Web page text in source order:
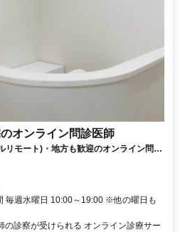
オンライン問診医師
リモート)・地方も歓迎のオンライン問診
毎週水曜日 10:00～19:00 ※他の曜日も
の診察が受けられる オンライン診療サー